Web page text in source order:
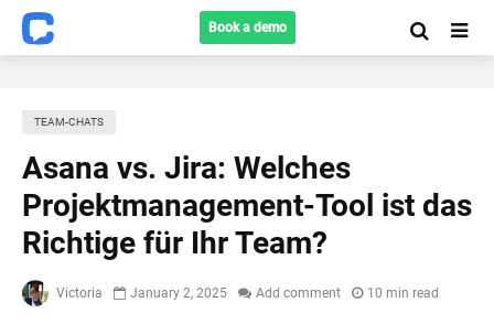
Book a demo
TEAM-CHATS
Asana vs. Jira: Welches
Projektmanagement-Tool ist das
Richtige für Ihr Team?
Victoria January 2, 2025 Add comment 10 min read